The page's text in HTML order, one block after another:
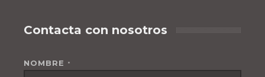
Contacta con nosotros
NOMBRE *